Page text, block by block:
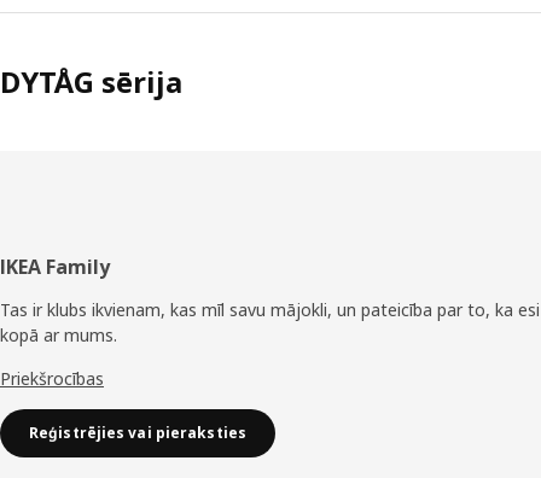
piepilda telpu ar liegu, siltu gaismu, kas rada īpaši mājīgu
DYTÅG sērija
Kājene
IKEA Family
Tas ir klubs ikvienam, kas mīl savu mājokli, un pateicība par to, ka esi
kopā ar mums.
Priekšrocības
Reģistrējies vai pieraksties